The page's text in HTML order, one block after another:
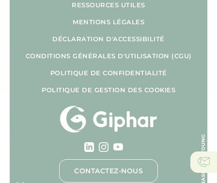
RESSOURCES UTILES
MENTIONS LÉGALES
DÉCLARATION D'ACCESSIBILITÉ
CONDITIONS GÉNÉRALES D'UTILISATION (CGU)
POLITIQUE DE CONFIDENTIALITÉ
POLITIQUE DE GESTION DES COOKIES
CONTACTEZ-NOUS